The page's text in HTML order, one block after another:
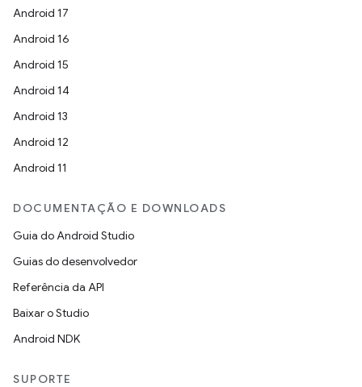
Android 17
Android 16
Android 15
Android 14
Android 13
Android 12
Android 11
DOCUMENTAÇÃO E DOWNLOADS
Guia do Android Studio
Guias do desenvolvedor
Referência da API
Baixar o Studio
Android NDK
SUPORTE